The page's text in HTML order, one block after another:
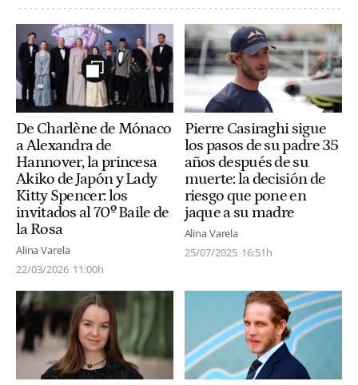
De Charlène de Mónaco
a Alexandra de
Hannover, la princesa
Akiko de Japón y Lady
Kitty Spencer: los
invitados al 70º Baile de
la Rosa
Alina Varela
22/03/2026 11:00h
Pierre Casiraghi sigue
los pasos de su padre 35
años después de su
muerte: la decisión de
riesgo que pone en
jaque a su madre
Alina Varela
25/07/2025 16:51h